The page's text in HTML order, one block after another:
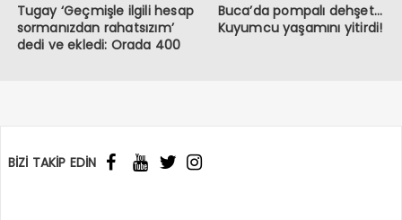
Tugay ‘Geçmişle ilgili hesap
sormanızdan rahatsızım’
dedi ve ekledi: Orada 400
Buca’da pompalı dehşet…
Kuyumcu yaşamını yitirdi!
BİZİ TAKİP EDİN